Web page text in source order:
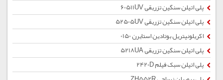
پلی اتیلن سنگین تزریقی 60511UV
پلی اتیلن سنگین تزریقی 52505UV
اکریلونیتریل بوتادین استایرن 0150
پلی اتیلن سنگین تزریقی 5218UA
پلی اتیلن سبک فیلم 2420D